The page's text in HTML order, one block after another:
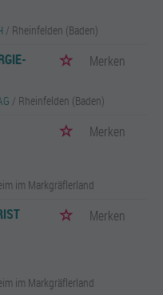
/ Rheinfelden (Baden)
Merken
/ Rheinfelden (Baden)
Merken
im Markgräflerland
Merken
im Markgräflerland